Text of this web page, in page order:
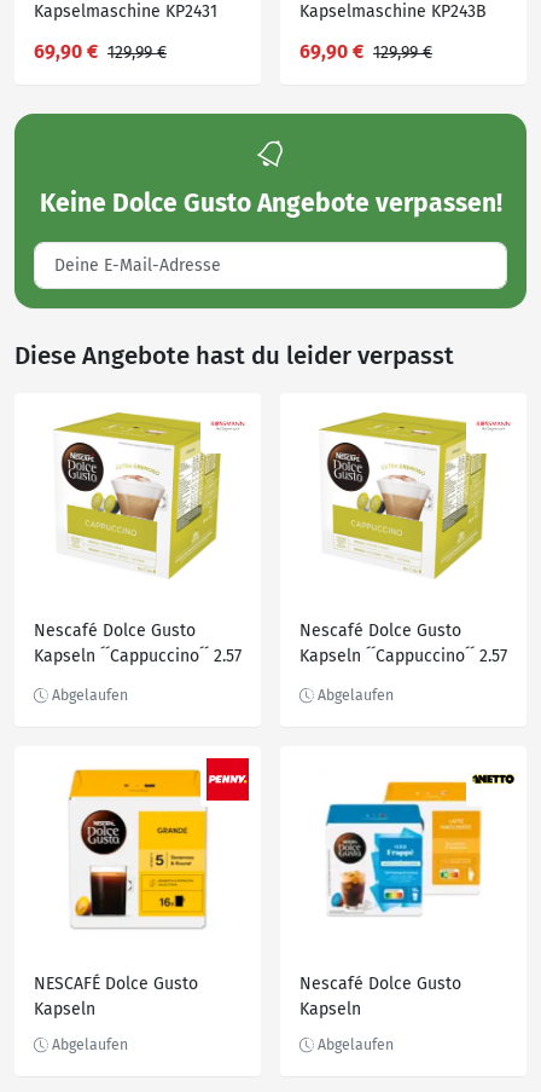
Kapselmaschine KP2431
Starbucks Caramel
UVP 17,97€
69,90 € 129,99 €
Kapselmaschine KP243B
kompakt, Hochdruck
69,90 € 129,99 €
Keine Dolce Gusto Angebote verpassen!
Diese Angebote hast du leider verpasst
Nescafé Dolce Gusto
Kapseln ´´Cappuccino´´ 2.57
Nescafé Dolce Gusto
Kapseln ´´Cappuccino´´ 2.57
NESCAFÉ Dolce Gusto
Kapseln
Nescafé Dolce Gusto
Kapseln